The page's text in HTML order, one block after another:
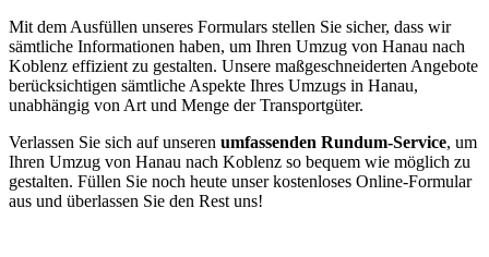
Mit dem Ausfüllen unseres Formulars stellen Sie sicher, dass wir
sämtliche Informationen haben, um Ihren Umzug von Hanau nach
Koblenz effizient zu gestalten. Unsere maßgeschneiderten Angebote
berücksichtigen sämtliche Aspekte Ihres Umzugs in Hanau,
unabhängig von Art und Menge der Transportgüter.
Verlassen Sie sich auf unseren umfassenden Rundum-Service, um
Ihren Umzug von Hanau nach Koblenz so bequem wie möglich zu
gestalten. Füllen Sie noch heute unser kostenloses Online-Formular
aus und überlassen Sie den Rest uns!